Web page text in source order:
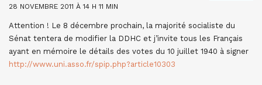
28 NOVEMBRE 2011 À 14 H 11 MIN
Attention ! Le 8 décembre prochain, la majorité socialiste du
Sénat tentera de modifier la DDHC et j’invite tous les Français
ayant en mémoire le détails des votes du 10 juillet 1940 à signer
http://www.uni.asso.fr/spip.php?article10303